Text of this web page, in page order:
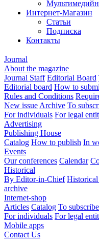
Интернет-Магазин
Статьи
Подписка
Контакты
Journal
About the magazine
Journal Staff Editorial Board
Editorial board How to
Rules and Conditions
New issue Archive To
For individuals For legal
Advertising
Publishing House
Catalog How to publish In
Events
Our conferences Calendar
Historical
By Editor-in-Chief
archive
Internet-shop
Articles Catalog To subscribe
For individuals For legal
Mobile apps
Contact Us